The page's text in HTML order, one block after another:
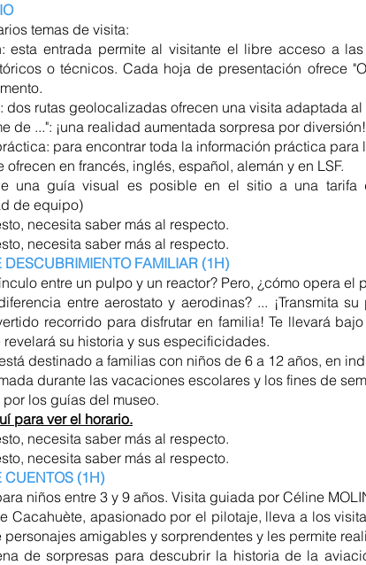
temas de visita:
esta entrada permite al visitante el libre acceso a
o técnicos. Cada hoja de presentación ofrece
dos rutas geolocalizadas ofrecen una visita adaptada
de ...": ¡una realidad aumentada sorpresa por diversión!
para encontrar toda la información práctica para
ofrecen en francés, inglés, español, alemán y en LSF.
una guía visual es posible en el sitio a una
de equipo)
necesita saber más al respecto.
necesita saber más al respecto.
DESCUBRIMIENTO FAMILIAR (1H)
entre un pulpo y un reactor? Pero, ¿cómo opera el
entre aerostato y aerodinas? ... ¡Transmita
recorrido para disfrutar en familia! Te llevará
revelará su historia y sus especificidades.
destinado a familias con niños de 6 a 12 años, en
durante las vacaciones escolares y los fines de
los guías del museo.
para ver el horario.
necesita saber más al respecto.
necesita saber más al respecto.
CUENTOS (1H)
niños entre 3 y 9 años. Visita guiada por Céline
Cacahuète, apasionado por el pilotaje, lleva a los
amigables y sorprendentes y les permite
de sorpresas para descubrir la historia de la